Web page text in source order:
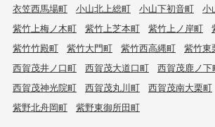
衣笠西馬場町
小山北上総町 小山下初音町 小
紫竹上梅ノ木町
紫竹上芝本町 紫竹上ノ岸町
紫竹竹殿町
紫竹大門町 紫竹西高縄町
紫竹東
西賀茂井ノ口町
西賀茂大道口町 西賀茂鹿ノ下
西賀茂神光院町
西賀茂丸川町 西賀茂南大栗町
紫野北舟岡町
紫野東御所田町